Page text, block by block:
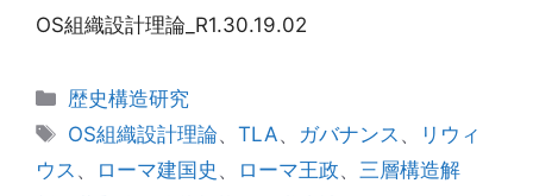
OS組織設計理論_R1.30.19.02
カ
テ
リ
歴史構造研究
タ
グ
OS組織設計理論、TLA、 ガバナンス 、
リウィ
ウス 、 ローマ建国史 、 ローマ王政、 三層構造解